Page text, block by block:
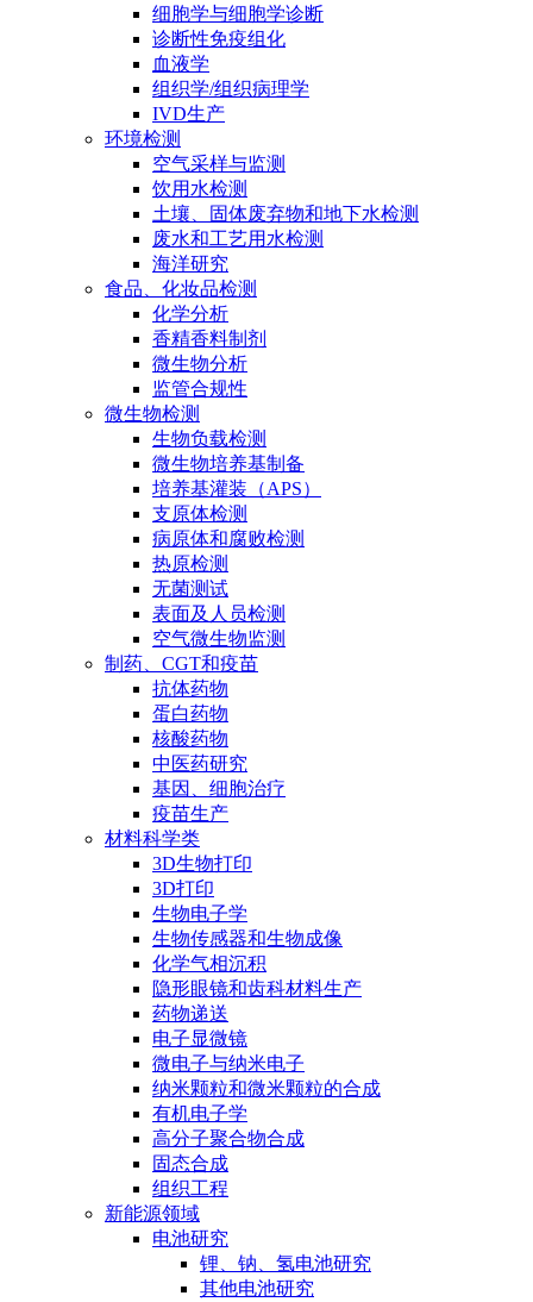
细胞学与细胞学诊断
诊断性免疫组化
血液学
组织学/组织病理学
IVD生产
环境检测
空气采样与监测
饮用水检测
土壤、固体废弃物和地下水检测
废水和工艺用水检测
海洋研究
食品、化妆品检测
化学分析
香精香料制剂
微生物分析
监管合规性
微生物检测
生物负载检测
微生物培养基制备
培养基灌装（APS）
支原体检测
病原体和腐败检测
热原检测
无菌测试
表面及人员检测
空气微生物监测
制药、CGT和疫苗
抗体药物
蛋白药物
核酸药物
中医药研究
基因、细胞治疗
疫苗生产
材料科学类
3D生物打印
3D打印
生物电子学
生物传感器和生物成像
化学气相沉积
隐形眼镜和齿科材料生产
药物递送
电子显微镜
微电子与纳米电子
纳米颗粒和微米颗粒的合成
有机电子学
高分子聚合物合成
固态合成
组织工程
新能源领域
电池研究
锂、钠、氢电池研究
其他电池研究